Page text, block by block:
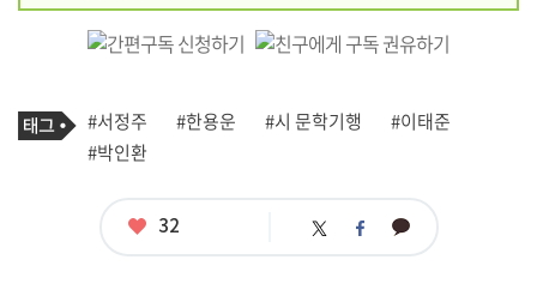
기
사
관
련
태
그
#서정주 #한용운 #시 문학기행
#이태준
#박인환
좋
32 트 페 카